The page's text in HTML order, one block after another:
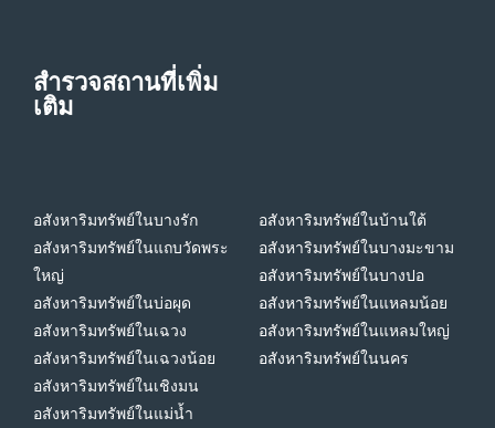
สำรวจสถานที่เพิ่ม
เติม
อสังหาริมทรัพย์ในบางรัก
อสังหาริมทรัพย์ในแถบวัดพระ
ใหญ่
อสังหาริมทรัพย์ในบ่อผุด
อสังหาริมทรัพย์ในเฉวง
อสังหาริมทรัพย์ในเฉวงน้อย
อสังหาริมทรัพย์ในเชิงมน
อสังหาริมทรัพย์ในแม่น้ำ
อสังหาริมทรัพย์ในบ้านใต้
อสังหาริมทรัพย์ในบางมะขาม
อสังหาริมทรัพย์ในบางปอ
อสังหาริมทรัพย์ในแหลมน้อย
อสังหาริมทรัพย์ในแหลมใหญ่
อสังหาริมทรัพย์ในนคร